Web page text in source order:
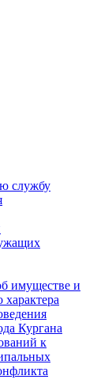
службу
имуществе и
характера
Кургана
к